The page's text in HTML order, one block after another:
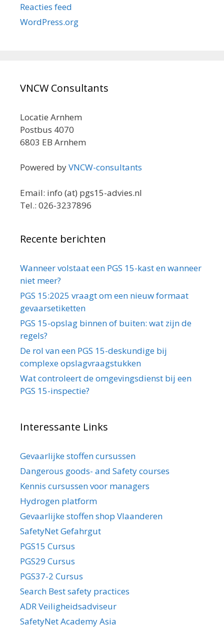
Reacties feed
WordPress.org
VNCW Consultants
Locatie Arnhem
Postbus 4070
6803 EB Arnhem
Powered byVNCW-consultants
Email: info (at) pgs15-advies.nl
Tel.: 026-3237896
Recente berichten
Wanneer volstaat een PGS 15-kast en wanneer
niet meer?
PGS 15:2025 vraagt om een nieuw formaat
gevaarsetiketten
PGS 15-opslag binnen of buiten: wat zijn de
regels?
De rol van een PGS 15-deskundige bij
complexe opslagvraagstukken
Wat controleert de omgevingsdienst bij een
PGS 15-inspectie?
Interessante Links
Gevaarlijke stoffen cursussen
Dangerous goods- and Safety courses
Kennis cursussen voor managers
Hydrogen platform
Gevaarlijke stoffen shop Vlaanderen
SafetyNet Gefahrgut
PGS15 Cursus
PGS29 Cursus
PGS37-2 Cursus
Search Best safety practices
ADR Veiligheidsadviseur
SafetyNet Academy Asia